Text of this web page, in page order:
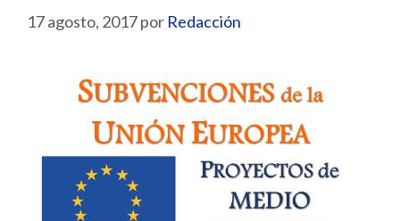
17 agosto, 2017por Redacción